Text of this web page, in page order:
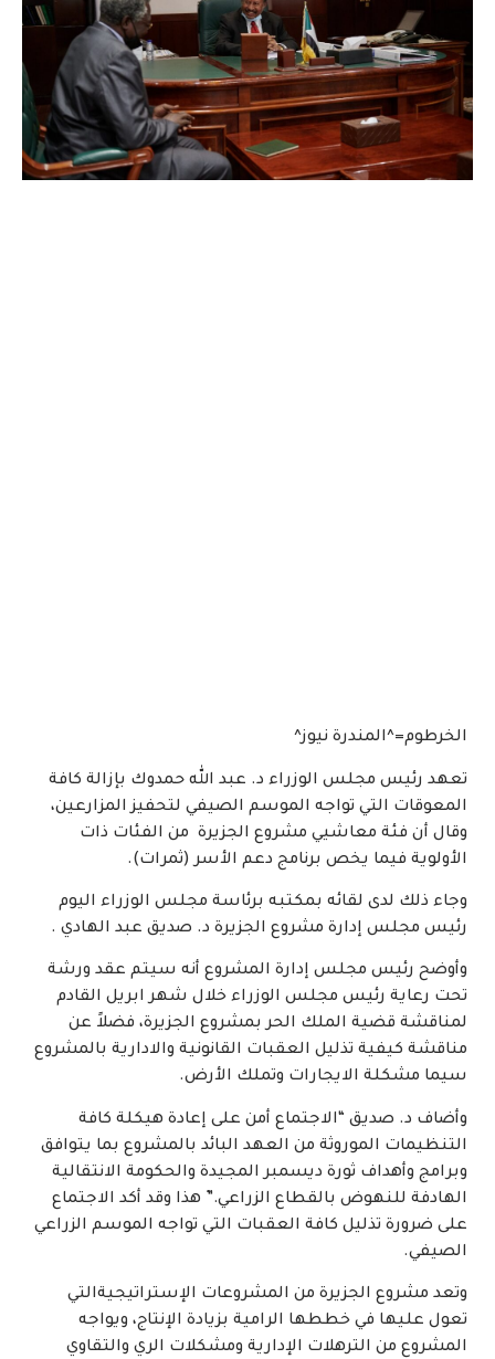
الخرطوم=^المندرة نيوز^
تعهد رئيس مجلس الوزراء د. عبد الله حمدوك بإزالة كافة
المعوقات التي تواجه الموسم الصيفي لتحفيز المزارعين،
وقال أن فئة معاشيي مشروع الجزيرة من الفئات ذات
الأولوية فيما يخص برنامج دعم الأسر (ثمرات).
وجاء ذلك لدى لقائه بمكتبه برئاسة مجلس الوزراء اليوم
رئيس مجلس إدارة مشروع الجزيرة د. صديق عبد الهادي .
وأوضح رئيس مجلس إدارة المشروع أنه سيتم عقد ورشة
تحت رعاية رئيس مجلس الوزراء خلال شهر ابريل القادم
لمناقشة قضية الملك الحر بمشروع الجزيرة، فضلاً عن
مناقشة كيفية تذليل العقبات القانونية والادارية بالمشروع
سيما مشكلة الايجارات وتملك الأرض.
وأضاف د. صديق “الاجتماع أمن على إعادة هيكلة كافة
التنظيمات الموروثة من العهد البائد بالمشروع بما يتوافق
وبرامج وأهداف ثورة ديسمبر المجيدة والحكومة الانتقالية
الهادفة للنهوض بالقطاع الزراعي.” هذا وقد أكد الاجتماع
على ضرورة تذليل كافة العقبات التي تواجه الموسم الزراعي
الصيفي.
وتعد مشروع الجزيرة من المشروعات الإستراتيجيةالتي
تعول عليها في خططها الرامية بزيادة الإنتاج، ويواجه
المشروع من الترهلات الإدارية ومشكلات الري والتقاوي